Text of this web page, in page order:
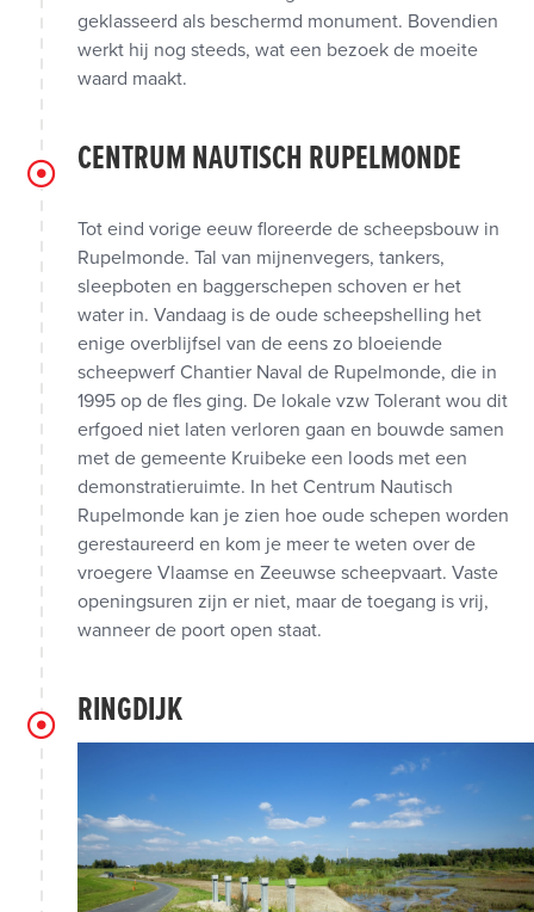
geklasseerd als beschermd monument. Bovendien
werkt hij nog steeds, wat een bezoek de moeite
waard maakt.
CENTRUM NAUTISCH RUPELMONDE
Tot eind vorige eeuw floreerde de scheepsbouw in
Rupelmonde. Tal van mijnenvegers, tankers,
sleepboten en baggerschepen schoven er het
water in. Vandaag is de oude scheepshelling het
enige overblijfsel van de eens zo bloeiende
scheepwerf Chantier Naval de Rupelmonde, die in
1995 op de fles ging. De lokale vzw Tolerant wou dit
erfgoed niet laten verloren gaan en bouwde samen
met de gemeente Kruibeke een loods met een
demonstratieruimte. In het Centrum Nautisch
Rupelmonde kan je zien hoe oude schepen worden
gerestaureerd en kom je meer te weten over de
vroegere Vlaamse en Zeeuwse scheepvaart. Vaste
openingsuren zijn er niet, maar de toegang is vrij,
wanneer de poort open staat.
RINGDIJK